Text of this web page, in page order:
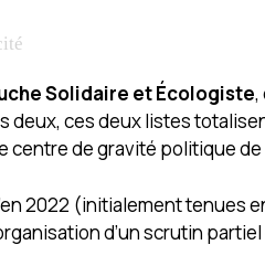
Solidaire et Écologiste,
deux, ces deux listes
centre de gravité politique
2022 (initialement tenues
d’un scrutin